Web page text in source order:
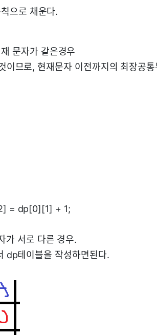
으로 채운다.
문자가 같은경우
이므로, 현재문자 이전까지의 최장공
= dp[0][1] + 1;
가 서로 다른 경우.
dp테이블을 작성하면된다.